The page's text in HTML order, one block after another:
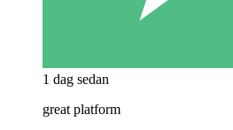
1 dag sedan
great platform